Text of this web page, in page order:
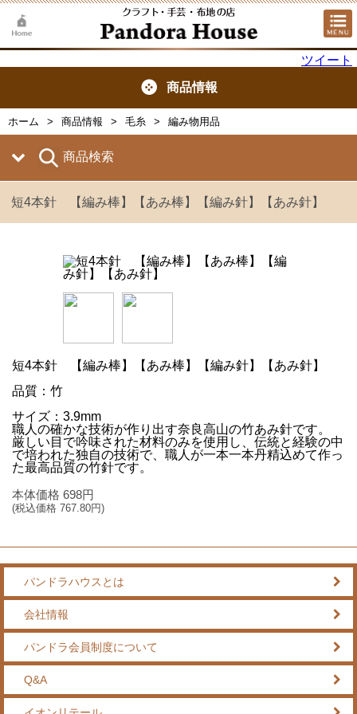
ツイート
商品情報
ホーム 商品情報 毛糸 編み物用品
商品検索
短4本針 【編み棒】【あみ棒】【編み針】【あみ針】
短4本針 【編み棒】【あみ棒】【編み針】【あみ針】
品質：竹
サイズ：3.9mm
職人の確かな技術が作り出す奈良高山の竹あみ針です。
厳しい目で吟味された材料のみを使用し、伝統と経験の中
で培われた独自の技術で、職人が一本一本丹精込めて作っ
た最高品質の竹針です。
本体価格 698円
(税込価格 767.80円)
パンドラハウスとは
会社情報
パンドラ会員制度について
Q&A